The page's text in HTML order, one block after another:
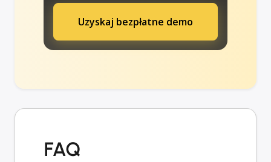
Uzyskaj bezpłatne demo
FAQ